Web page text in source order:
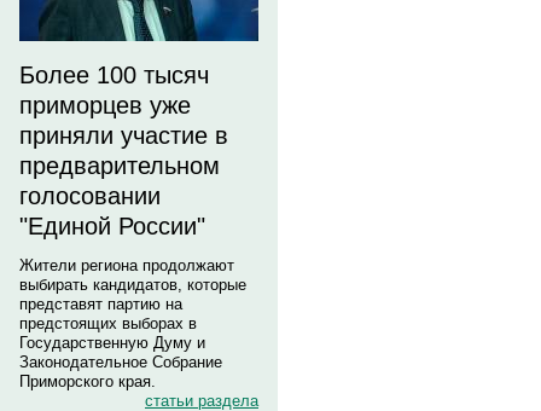
Более 100 тысяч
приморцев уже
приняли участие в
предварительном
голосовании
"Единой России"
Жители региона продолжают
выбирать кандидатов, которые
представят партию на
предстоящих выборах в
Государственную Думу и
Законодательное Собрание
Приморского края.
статьи раздела